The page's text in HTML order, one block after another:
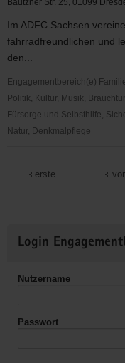
Bautzner Str. 25, 01099
Im ADFC Sachsen
fahrradfreundlichen und
den...
Engagementbereich(e)
Politik, Kultur, Musik,
Fürsorge und Selbsthilfe,
Natur, Denkmalpflege
erste
Informationen
Login
Nutzername
Passwort